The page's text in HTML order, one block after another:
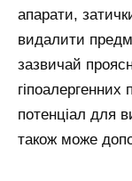
апарати,
видалити
зазвичай
потенціал для
також може